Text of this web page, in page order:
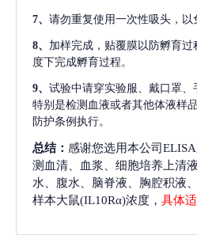
7、 请勿重复使用一次性吸头，以
8、 加样完成，贴覆膜以防孵育
度下完成孵育过程。
9、 试验中请穿实验服、戴口罩、
特别是检测血液或者其他体液样
防护条例执行。
总结： 感谢您选用本公司
测血清、血浆、细胞培养上清
水、腹水、脑脊液、胸腔积液
样本大鼠(IL10Rα)浓度， 具体